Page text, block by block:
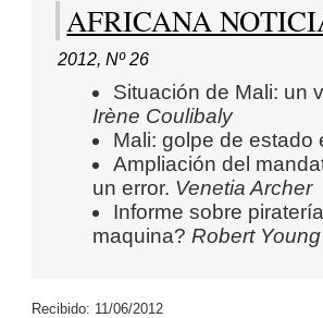
AFRICANA
2012,Nº 26
Situación de Mali: un
Irène Coulibaly
Mali: golpe de estado
Ampliación del
un error. Venetia Archer
Informe sobre
maquina?Robert
Recibido: 11/06/2012